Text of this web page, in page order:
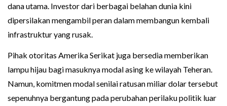
dana utama. Investor dari berbagai belahan dunia kini
dipersilakan mengambil peran dalam membangun kembali
infrastruktur yang rusak.
Pihak otoritas Amerika Serikat juga bersedia memberikan
lampu hijau bagi masuknya modal asing ke wilayah Teheran.
Namun, komitmen modal senilai ratusan miliar dolar tersebut
sepenuhnya bergantung pada perubahan perilaku politik luar